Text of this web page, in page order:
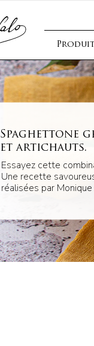
Spaghettone
et artichauts.
Essayez cette
Une recette
réalisées par Monique